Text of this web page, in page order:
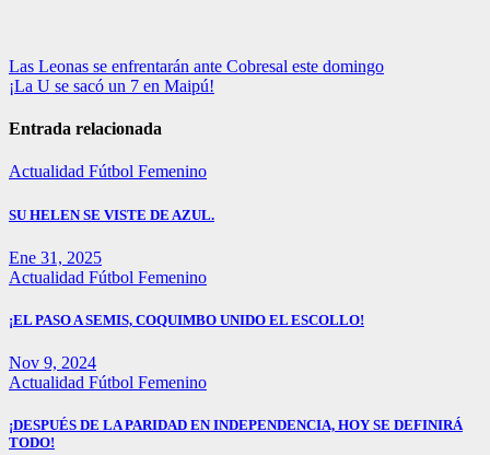
Navegación
de
entradas
Las Leonas se enfrentarán ante Cobresal este domingo
¡La U se sacó un 7 en Maipú!
Entrada relacionada
Actualidad Fútbol Femenino
SU HELEN SE VISTE DE AZUL.
Ene 31, 2025
Actualidad Fútbol Femenino
¡EL PASO A SEMIS, COQUIMBO UNIDO EL ESCOLLO!
Nov 9, 2024
Actualidad Fútbol Femenino
¡DESPUÉS DE LA PARIDAD EN INDEPENDENCIA, HOY SE DEFINIRÁ
TODO!